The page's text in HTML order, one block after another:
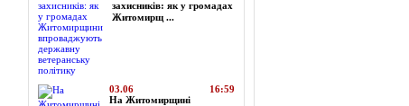
захисників: як у громадах
Житомирщ ...
03.06
16:59
На Житомирщині